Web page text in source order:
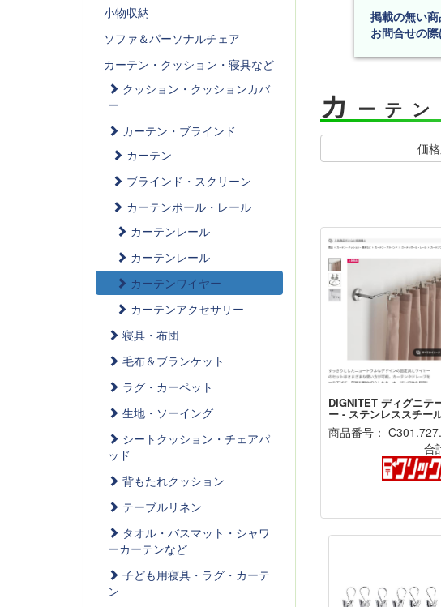
掲載の無い
お問合せの
カ ーテ
価
DIGNITET ディグニテ
ー - ステンレススチー
商品番号：
合
小物収納
ソファ＆パーソナルチェア
カーテン・クッション・寝具など
クッション・クッションカバ
ー
カーテン・ブラインド
カーテン
ブラインド・スクリーン
カーテンポール・レール
カーテンレール
カーテンレール
カーテンワイヤー
カーテンアクセサリー
寝具・布団
毛布＆ブランケット
ラグ・カーペット
生地・ソーイング
シートクッション・チェアパ
ッド
背もたれクッション
テーブルリネン
タオル・バスマット・シャワ
ーカーテンなど
子ども用寝具・ラグ・カーテ
ン